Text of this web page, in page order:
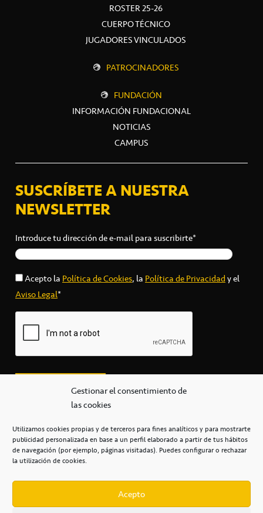
Gestionar el consentimiento de
las cookies
Utilizamos cookies propias y de terceros para fines analíticos y para mostrarte
publicidad personalizada en base a un perfil elaborado a partir de tus hábitos
de navegación (por ejemplo, páginas visitadas). Puedes configurar o rechazar
la utilización de cookies.
Acepto
ROSTER 25-26
CUERPO TÉCNICO
JUGADORES VINCULADOS
PATROCINADORES
FUNDACIÓN
INFORMACIÓN FUNDACIONAL
NOTICIAS
CAMPUS
SUSCRÍBETE A NUESTRA
NEWSLETTER
Introduce tu dirección de e-mail para suscribirte*
Acepto la Política de Cookies, la Política de Privacidady el
Aviso Legal*
secretaria@cbcanarias.es
+34 922 253 684
Casa del Deporte / 38108 – La Laguna